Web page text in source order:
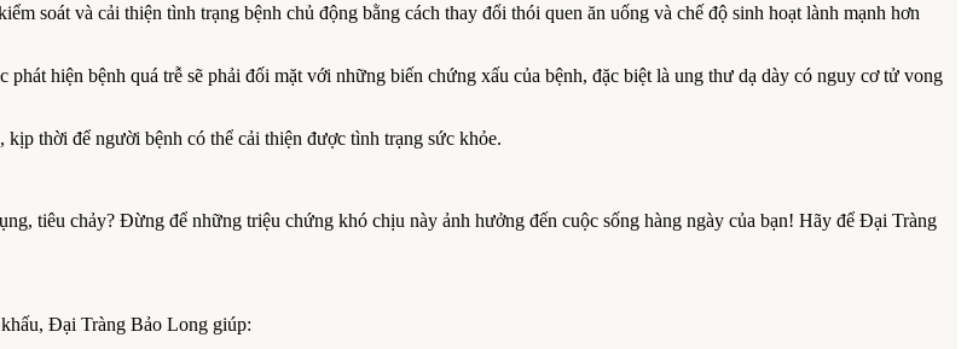
soát và cải thiện tình trạng bệnh chủ động bằng cách thay đổi thói quen ăn uống và chế độ sinh hoạt lành mạnh hơn
hiện bệnh quá trễ sẽ phải đối mặt với những biến chứng xấu của bệnh, đặc biệt là ung thư dạ dày có nguy cơ tử vong
thời để người bệnh có thể cải thiện được tình trạng sức khỏe.
tiêu chảy? Đừng để những triệu chứng khó chịu này ảnh hưởng đến cuộc sống hàng ngày của bạn! Hãy để Đại Tràng
Đại Tràng Bảo Long giúp: